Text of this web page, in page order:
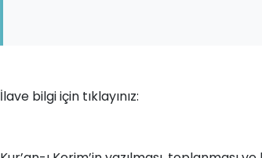
İlave bilgi için tıklayınız: